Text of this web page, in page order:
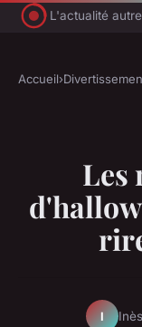
L'actualité
Accueil›
Les
I Inès